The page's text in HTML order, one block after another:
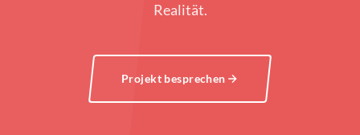
Realität.
Projekt besprechen